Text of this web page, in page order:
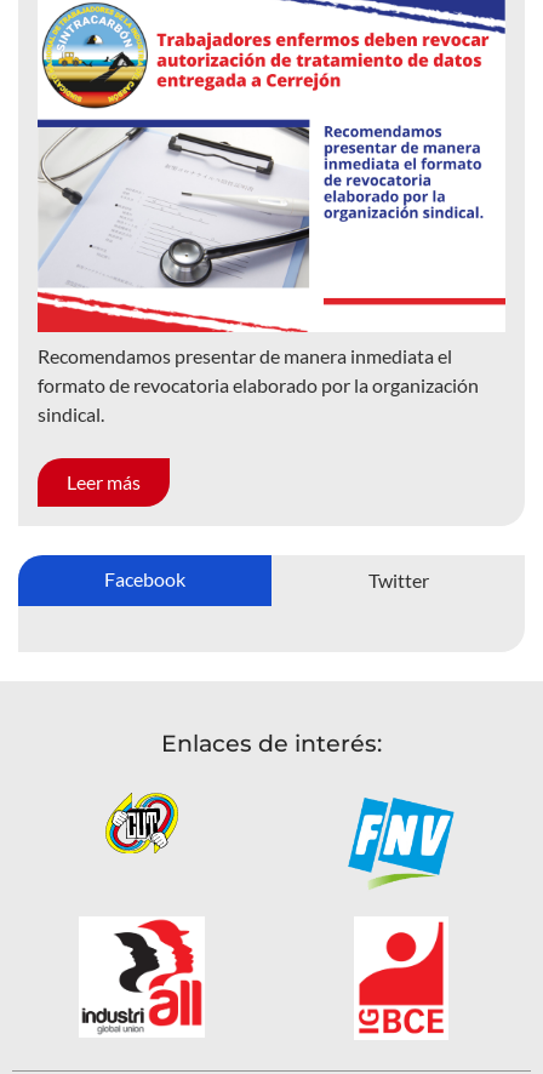
Recomendamos presentar de manera inmediata el
formato de revocatoria elaborado por la organización
sindical.
Leer más
Facebook Twitter
Enlaces de interés: